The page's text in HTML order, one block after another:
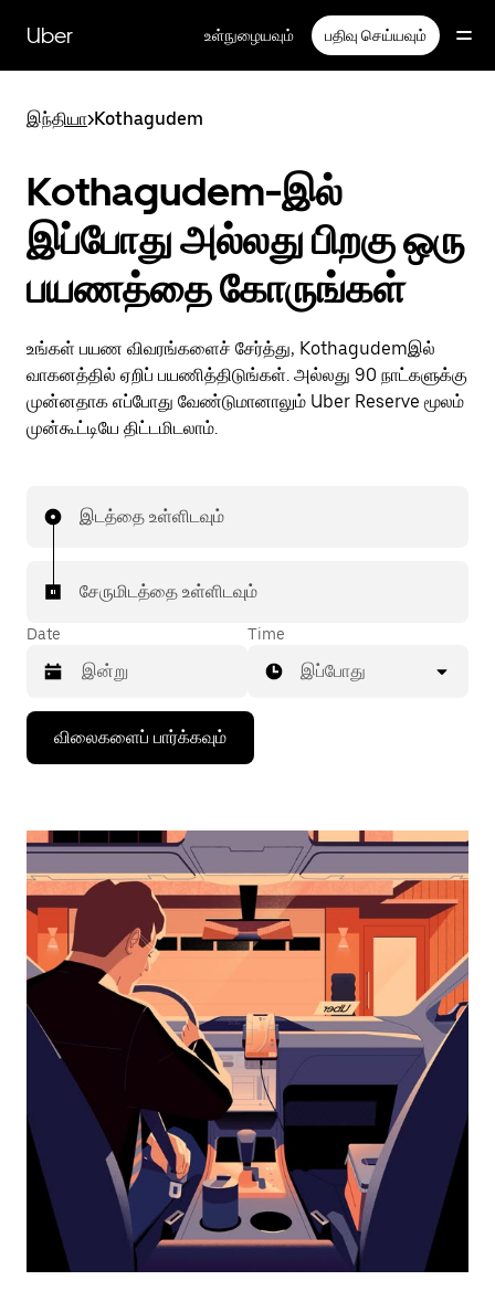
பக்கத்திற்குச்
செல்லவும்
Uber உள்நுழையவும் பதிவு செய்யவும்
இந்தியா>Kothagudem
Kothagudem-இல்
இப்போது அல்லது பிறகு ஒரு
பயணத்தை கோருங்கள்
உங்கள் பயண விவரங்களைச் சேர்த்து, Kothagudemஇல்
வாகனத்தில் ஏறிப் பயணித்திடுங்கள். அல்லது 90 நாட்களுக்கு
முன்னதாக எப்போது வேண்டுமானாலும் Uber Reserve மூலம்
முன்கூட்டியே திட்டமிடலாம்.
இடத்தை உள்ளிடவும்
சேருமிடத்தை உள்ளிடவும்
Date
கீழ்நோக்கிய
அம்புக்குறியை
அழுத்தி
தேர்ந்தெடுக்கவும்.
மூட
எஸ்கேப்
பொத்தான்
அழுத்தவும்.
Time
இப்போது
விலைகளைப் பார்க்கவும்